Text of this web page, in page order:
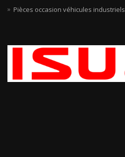
Pièces occasion véhicules industriels